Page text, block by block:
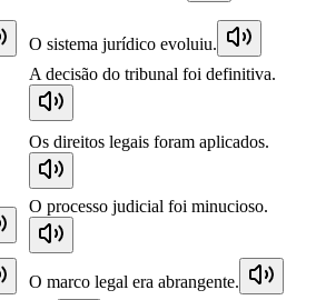
O sistema jurídico evoluiu.
A decisão do tribunal foi definitiva.
Os direitos legais foram aplicados.
O processo judicial foi minucioso.
O marco legal era abrangente.